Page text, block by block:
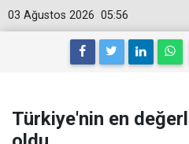
05:56
03 Ağustos 2026
Türkiye'nin en